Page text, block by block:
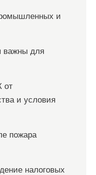
и
важны для
от
и условия
пожара
налоговых